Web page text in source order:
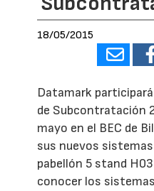
18/05/2015
Datamark
de Subcontratación
mayo en el BEC de
sus nuevos
pabellón 5 stand
conocer los